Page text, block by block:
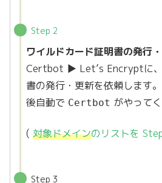
Step 2
ワイルドカード証明書の発行
Certbot ▶︎ Let’s Encryptに、
書の発行・更新を依頼します
後自動で Certbot がやって
( 対象ドメインのリストを
Step 3